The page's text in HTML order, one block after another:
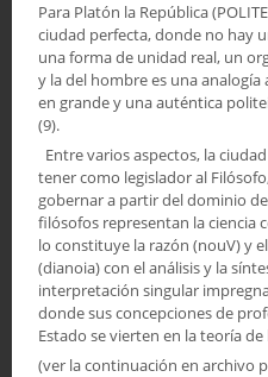
Para Platón la República
ciudad perfecta, donde no hay
una forma de unidad real, un
y la del hombre es una
en grande y una auténtica
(9).
Entre varios aspectos, la
tener como legislador al
gobernar a partir del dominio
filósofos representan la ciencia
lo constituye la razón (nouV) y
(dianoia) con el análisis y la
interpretación singular
donde sus concepciones de
Estado se vierten en la teoría
(ver la continuación en archivo